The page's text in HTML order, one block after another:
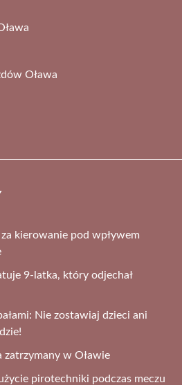
Oława
kierowanie pod wpływem
9-latka, który odjechał
Nie zostawiaj dzieci ani
w Oławie
pirotechniki podczas meczu